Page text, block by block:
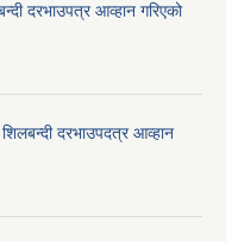
दरभाउपत्र आव्हान गरिएको
दरभाउपदत्र आव्हान